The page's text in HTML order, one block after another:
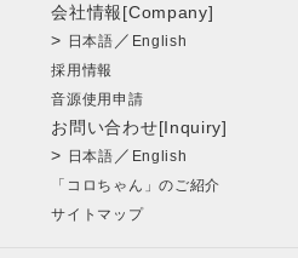
会社情報[Company]
> 日本語 ／ English
採用情報
音源使用申請
お問い合わせ[Inquiry]
> 日本語 ／ English
「コロちゃん」のご紹介
サイトマップ